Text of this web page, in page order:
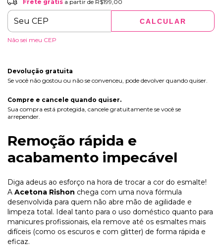
Entregas para o CEP:
Frete grátisa partir de R$199,00
CALCULAR
Não sei meu CEP
Devolução gratuita
Se você não gostou ou não se convenceu, pode devolver quando quiser.
Compre e cancele quando quiser.
Sua compra está protegida, cancele gratuitamente se você se
arrepender.
Remoção rápida e
acabamento impecável
Diga adeus ao esforço na hora de trocar a cor do esmalte!
A Acetona Rishon chega com uma nova fórmula
desenvolvida para quem não abre mão de agilidade e
limpeza total. Ideal tanto para o uso doméstico quanto para
manicures profissionais, ela remove até os esmaltes mais
difíceis (como os escuros e com glitter) de forma rápida e
eficaz.